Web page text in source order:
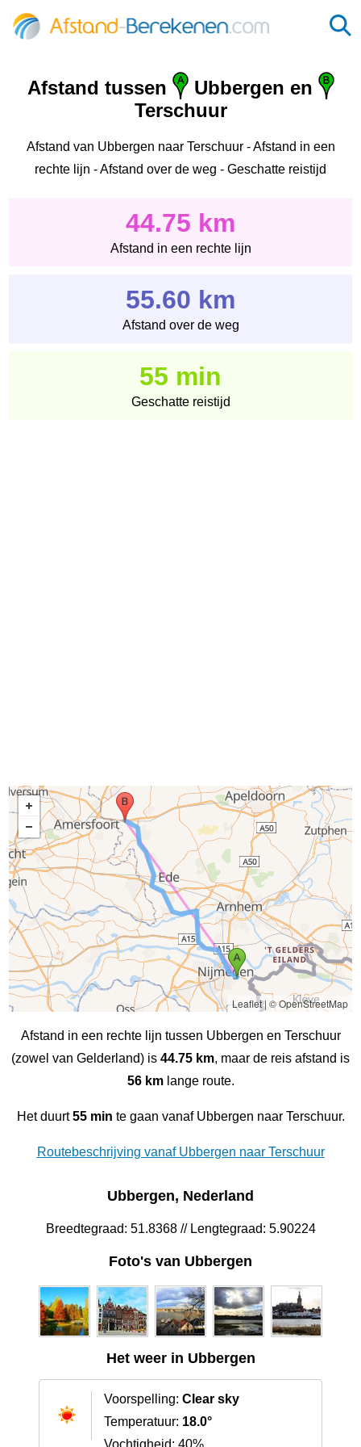
Afstand tussen
Ubbergen en
Terschuur
Afstand van Ubbergen naar Terschuur - Afstand in een
rechte lijn - Afstand over de weg - Geschatte reistijd
44.75 km
Afstand in een rechte lijn
55.60 km
Afstand over de weg
55 min
Geschatte reistijd
Leaflet| © OpenStreetMap
Afstand in een rechte lijn tussen Ubbergen en Terschuur
(zowel van Gelderland) is 44.75 km, maar de reis afstand is
56 kmlange route.
Het duurt55 min te gaan vanaf Ubbergen naar Terschuur.
Routebeschrijving vanaf Ubbergen naar Terschuur
Ubbergen, Nederland
Breedtegraad: 51.8368 // Lengtegraad: 5.90224
Foto's van Ubbergen
Het weer in Ubbergen
Voorspelling: Clear sky
Temperatuur: 18.0°